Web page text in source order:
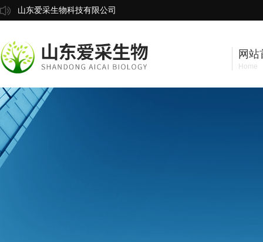
山东爱采生物科技有限公司
网站
Home